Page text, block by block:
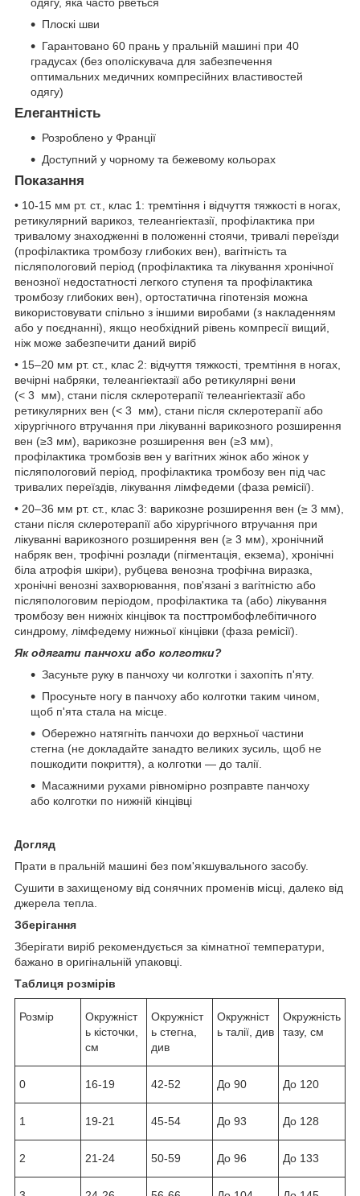
одягу, яка часто рветься
Плоскі шви
Гарантовано 60 прань у пральній машині при 40
градусах (без ополіскувача для забезпечення
оптимальних медичних компресійних властивостей
одягу)
Елегантність
Розроблено у Франції
Доступний у чорному та бежевому кольорах
Показання
• 10-15 мм рт. ст., клас 1: тремтіння і відчуття тяжкості в ногах,
ретикулярний варикоз, телеангіектазії, профілактика при
тривалому знаходженні в положенні стоячи, тривалі переїзди
(профілактика тромбозу глибоких вен), вагітність та
післяпологовий період (профілактика та лікування хронічної
венозної недостатності легкого ступеня та профілактика
тромбозу глибоких вен), ортостатична гіпотензія можна
використовувати спільно з іншими виробами (з накладенням
або у поєднанні), якщо необхідний рівень компресії вищий,
ніж може забезпечити даний виріб
• 15–20 мм рт. ст., клас 2: відчуття тяжкості, тремтіння в ногах,
вечірні набряки, телеангіектазії або ретикулярні вени
(< 3 мм), стани після склеротерапії телеангіектазії або
ретикулярних вен (< 3 мм), стани після склеротерапії або
хірургічного втручання при лікуванні варикозного розширення
вен (≥3 мм), варикозне розширення вен (≥3 мм),
профілактика тромбозів вен у вагітних жінок або жінок у
післяпологовий період, профілактика тромбозу вен під час
тривалих переїздів, лікування лімфедеми (фаза ремісії).
• 20–36 мм рт. ст., клас 3: варикозне розширення вен (≥ 3 мм),
стани після склеротерапії або хірургічного втручання при
лікуванні варикозного розширення вен (≥ 3 мм), хронічний
набряк вен, трофічні розлади (пігментація, екзема), хронічні
біла атрофія шкіри), рубцева венозна трофічна виразка,
хронічні венозні захворювання, пов'язані з вагітністю або
післяпологовим періодом, профілактика та (або) лікування
тромбозу вен нижніх кінцівок та посттромбофлебітичного
синдрому, лімфедему нижньої кінцівки (фаза ремісії).
Як одягати панчохи або колготки?
Засуньте руку в панчоху чи колготки і захопіть п'яту.
Просуньте ногу в панчоху або колготки таким чином,
щоб п'ята стала на місце.
Обережно натягніть панчохи до верхньої частини
стегна (не докладайте занадто великих зусиль, щоб не
пошкодити покриття), а колготки — до талії.
Масажними рухами рівномірно розправте панчоху
або колготки по нижній кінцівці
Догляд
Прати в пральній машині без пом'якшувального засобу.
Сушити в захищеному від сонячних променів місці, далеко від
джерела тепла.
Зберігання
Зберігати виріб рекомендується за кімнатної температури,
бажано в оригінальній упаковці.
Таблиця розмірів
Розмір
Окружніст
ь кісточки,
см
Окружніст
ь стегна,
див
Окружніст
ь талії, див
Окружність
тазу, см
0 16-19 42-52 До 90 До 120
1 19-21 45-54 До 93 До 128
2 21-24 50-59 До 96 До 133